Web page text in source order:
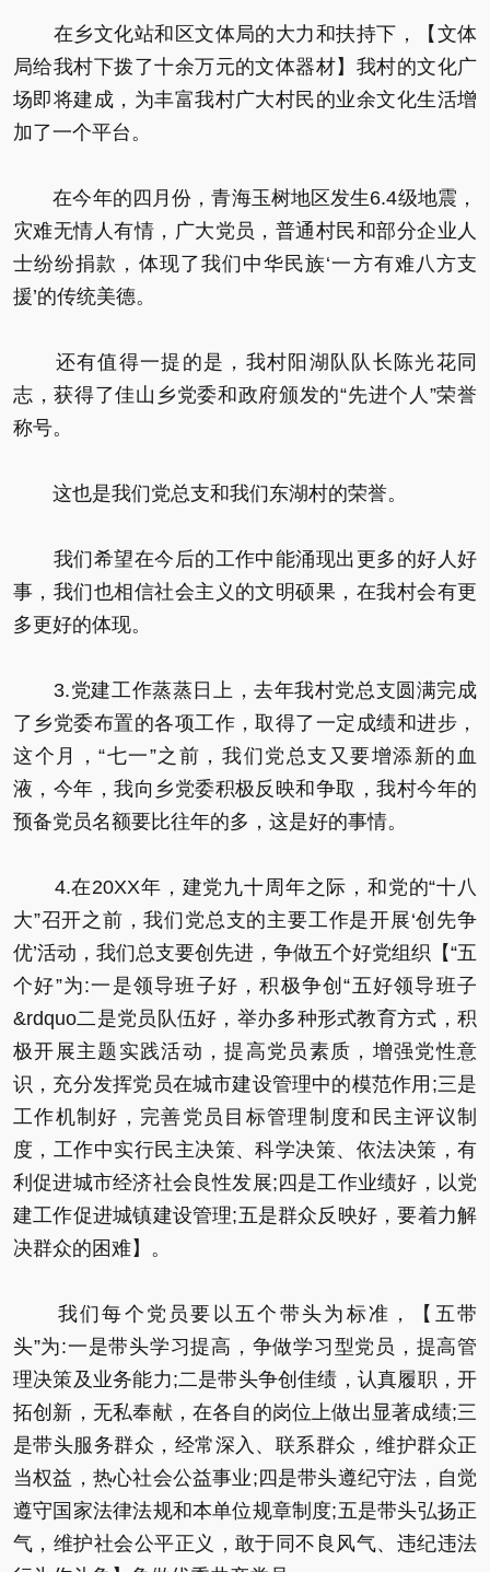
在乡文化站和区文体局的大力和扶持下，【文体
局给我村下拨了十余万元的文体器材】我村的文化广
场即将建成，为丰富我村广大村民的业余文化生活增
加了一个平台。
在今年的四月份，青海玉树地区发生6.4级地震，
灾难无情人有情，广大党员，普通村民和部分企业人
士纷纷捐款，体现了我们中华民族‘一方有难八方支
援’的传统美德。
还有值得一提的是，我村阳湖队队长陈光花同
志，获得了佳山乡党委和政府颁发的“先进个人”荣誉
称号。
这也是我们党总支和我们东湖村的荣誉。
我们希望在今后的工作中能涌现出更多的好人好
事，我们也相信社会主义的文明硕果，在我村会有更
多更好的体现。
3.党建工作蒸蒸日上，去年我村党总支圆满完成
了乡党委布置的各项工作，取得了一定成绩和进步，
这个月，“七一”之前，我们党总支又要增添新的血
液，今年，我向乡党委积极反映和争取，我村今年的
预备党员名额要比往年的多，这是好的事情。
4.在20XX年，建党九十周年之际，和党的“十八
大”召开之前，我们党总支的主要工作是开展‘创先争
优’活动，我们总支要创先进，争做五个好党组织【“五
个好”为:一是领导班子好，积极争创“五好领导班子
&rdquo二是党员队伍好，举办多种形式教育方式，积
极开展主题实践活动，提高党员素质，增强党性意
识，充分发挥党员在城市建设管理中的模范作用;三是
工作机制好，完善党员目标管理制度和民主评议制
度，工作中实行民主决策、科学决策、依法决策，有
利促进城市经济社会良性发展;四是工作业绩好，以党
建工作促进城镇建设管理;五是群众反映好，要着力解
决群众的困难】。
我们每个党员要以五个带头为标准，【五带
头”为:一是带头学习提高，争做学习型党员，提高管
理决策及业务能力;二是带头争创佳绩，认真履职，开
拓创新，无私奉献，在各自的岗位上做出显著成绩;三
是带头服务群众，经常深入、联系群众，维护群众正
当权益，热心社会公益事业;四是带头遵纪守法，自觉
遵守国家法律法规和本单位规章制度;五是带头弘扬正
气，维护社会公平正义，敢于同不良风气、违纪违法